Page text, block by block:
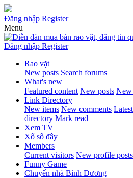
Đăng nhập Register
Menu
Đăng nhập Register
Rao vặt
New posts Search forums
What's new
Featured content New posts New
Link Directory
New items New comments
directory Mark read
Xem TV
Xổ số đây
Members
Current visitors New profile posts
Funny Game
Chuyển nhà Bình Dương